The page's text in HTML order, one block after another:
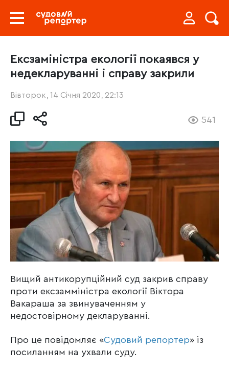
Ексзаміністра екології покаявся у
недекларуванні і справу закрили
Вівторок, 14 Січня 2020, 22:13
541
Вищий антикорупційний суд закрив справу
проти ексзамміністра екології Віктора
Вакараша за звинуваченням у
недостовірному декларуванні.
Про це повідомляє «Судовий репортер» із
посиланням на ухвали суду.